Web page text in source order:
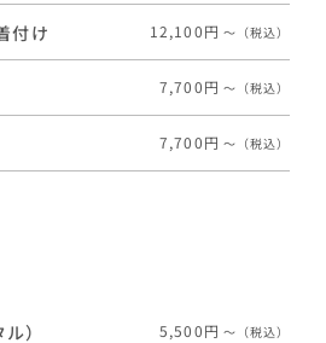
付け 12,100円 〜（税込）
7,700円 〜（税込）
7,700円 〜（税込）
） 5,500円 〜（税込）